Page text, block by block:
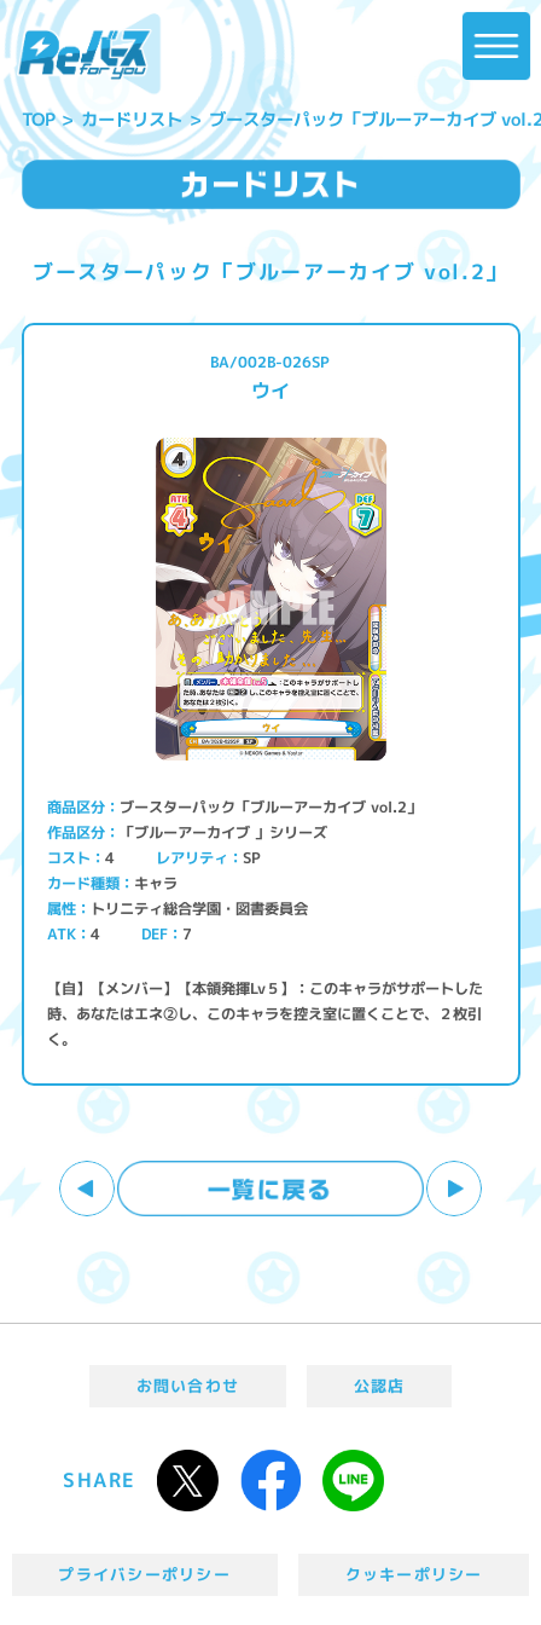
TOP カードリスト ブースターパック「ブルーアーカイブ
ブースターパック「ブルーアーカイブ vol.2」
BA/002B-026SP
ウイ
商品区分 ブースターパック「ブルーアーカイブ vol.2」
作品区分 「ブルーアーカイブ 」シリーズ
コスト 4 レアリティ SP
カード種類 キャラ
属性 トリニティ総合学園・図書委員会
ATK 4 DEF 7
【自】【メンバー】【本領発揮Lv５】：このキャラがサポートした
時、あなたはエネ②し、このキャラを控え室に置くことで、２枚引
く。
お問い合わせ 公認店
SHARE
プライバシーポリシー クッキーポリシー